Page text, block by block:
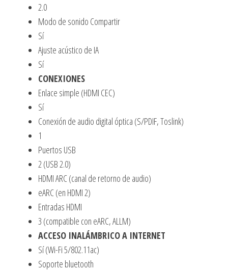
2.0
Modo de sonido Compartir
Sí
Ajuste acústico de IA
Sí
CONEXIONES
Enlace simple (HDMI CEC)
Sí
Conexión de audio digital óptica (S/PDIF, Toslink)
1
Puertos USB
2 (USB 2.0)
HDMI ARC (canal de retorno de audio)
eARC (en HDMI 2)
Entradas HDMI
3 (compatible con eARC, ALLM)
ACCESO INALÁMBRICO A INTERNET
Sí (Wi-Fi 5/802.11ac)
Soporte bluetooth